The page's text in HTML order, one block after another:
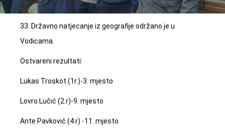
33. Državno natjecanje iz geografije održano je u
Vodicama.
Ostvareni rezultati:
Lukas Troskot (1r.)-3. mjesto
Lovro.Lučić (2.r)-9. mjesto
Ante Pavković (4.r) -11. mjesto